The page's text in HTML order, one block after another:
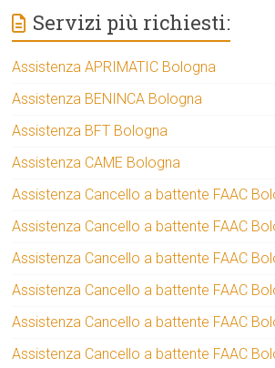
Servizi più richiesti:
Assistenza APRIMATIC Bologna
Assistenza BENINCA Bologna
Assistenza BFT Bologna
Assistenza CAME Bologna
Assistenza Cancello a battente FAAC
Assistenza Cancello a battente FAAC
Assistenza Cancello a battente FAAC
Assistenza Cancello a battente FAAC
Assistenza Cancello a battente FAAC
Assistenza Cancello a battente FAAC